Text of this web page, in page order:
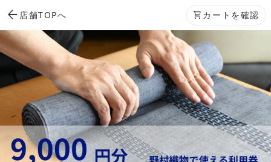
arrow_back 店舗TOPへ shopping_cart カートを確認